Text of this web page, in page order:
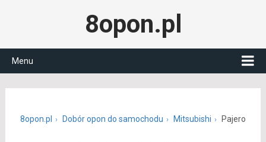
8opon.pl
Menu
8opon.pl Dobór opon do samochodu Mitsubishi Pajero